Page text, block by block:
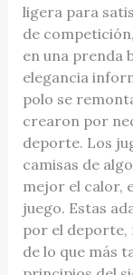
ligera para
de
en una prenda
elegancia
polo se
crearon por
deporte. Los
camisas de
mejor el calor,
juego. Estas
por el deporte,
de lo que más